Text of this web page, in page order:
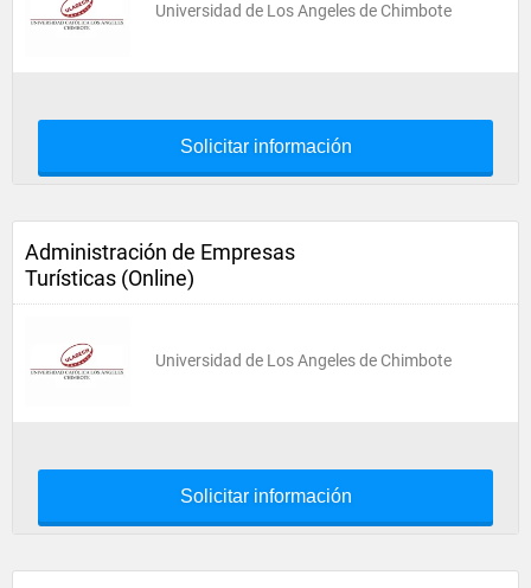
Universidad de Los Angeles de Chimbote
Solicitar información
Administración de Empresas
Turísticas (Online)
Universidad de Los Angeles de Chimbote
Solicitar información